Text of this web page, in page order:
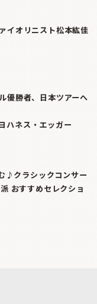
イオリニスト松本紘佳
優勝者、日本ツアーへ
ハネス・エッガー
♪クラシックコンサー
おすすめセレクショ